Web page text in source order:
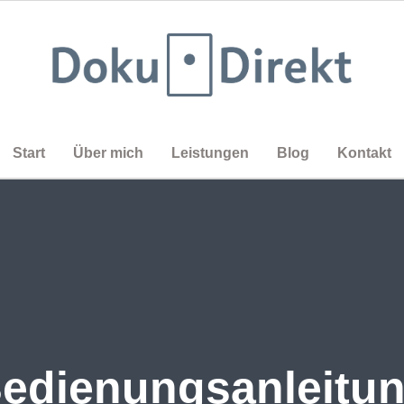
Start Über mich Leistungen Blog Kontakt